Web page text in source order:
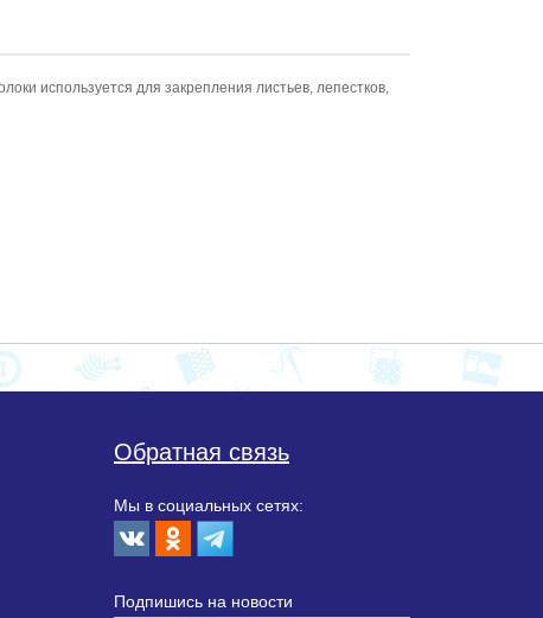
используется для закрепления листьев, лепестков,
Обратная связь
Мы в социальных сетях:
Подпишиcь на новости